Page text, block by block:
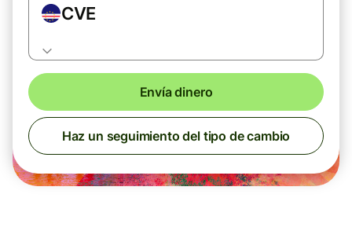
CVE
Envía dinero
Haz un seguimiento del tipo de cambio